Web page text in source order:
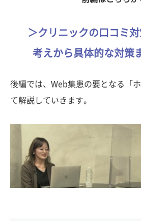
＞クリニックの口コミ
考えから具体的な対策
後編では、Web集患の要となる「
て解説していきます。